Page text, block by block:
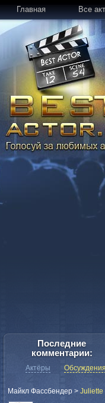
Главная Все
Последние
комментарии:
Актёры Обсуждения
Майкл Фассбендер > Juliette